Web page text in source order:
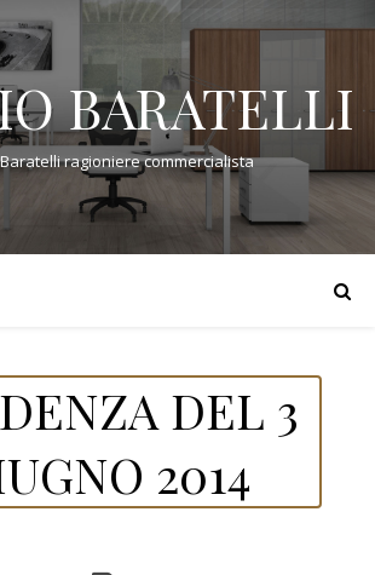
BARATELLI
ragioniere commercialista
DEL 3
2014